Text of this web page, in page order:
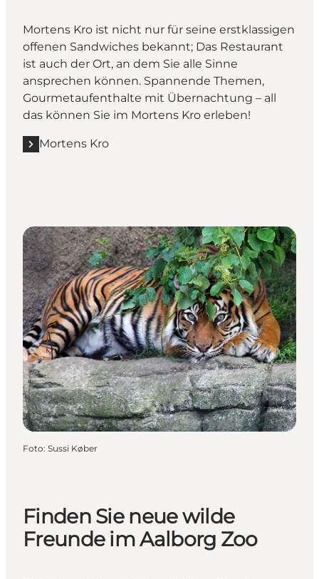
Mortens Kro ist nicht nur für seine erstklassigen
offenen Sandwiches bekannt; Das Restaurant
ist auch der Ort, an dem Sie alle Sinne
ansprechen können. Spannende Themen,
Gourmetaufenthalte mit Übernachtung – all
das können Sie im Mortens Kro erleben!
Mortens Kro
Foto: Sussi Køber
Finden Sie neue wilde
Freunde im Aalborg Zoo